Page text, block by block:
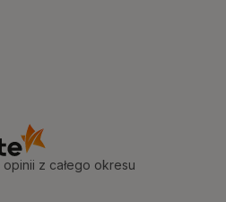
opinii z całego okresu